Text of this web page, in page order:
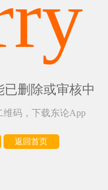
删除或审核中
码，下载东论App
返回首页